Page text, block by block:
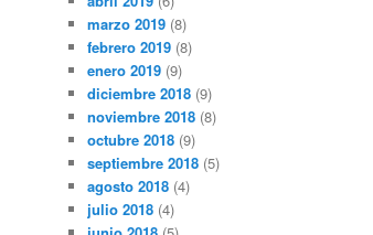
marzo 2019 (8)
febrero 2019 (8)
enero 2019 (9)
diciembre 2018 (9)
noviembre 2018 (8)
octubre 2018 (9)
septiembre 2018 (5)
agosto 2018 (4)
julio 2018 (4)